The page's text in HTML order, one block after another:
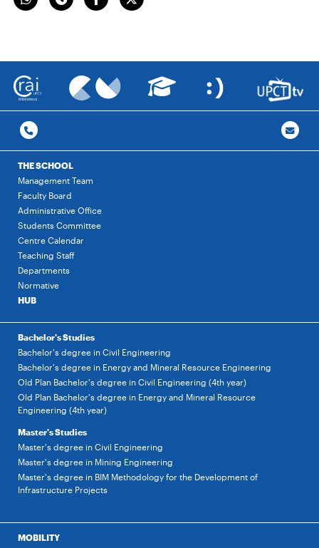
THE SCHOOL
Management Team
Faculty Board
Administrative Office
Students Committee
Centre Calendar
Teaching Staff
Departments
Normative
HUB
Bachelor's Studies
Bachelor's degree in Civil Engineering
Bachelor's degree in Energy and Mineral Resource Engineering
Old Plan Bachelor's degree in Civil Engineering (4th year)
Old Plan Bachelor's degree in Energy and Mineral Resource
Engineering (4th year)
Master's Studies
Master's degree in Civil Engineering
Master's degree in Mining Engineering
Master's degree in BIM Methodology for the Development of
Infrastructure Projects
MOBILITY